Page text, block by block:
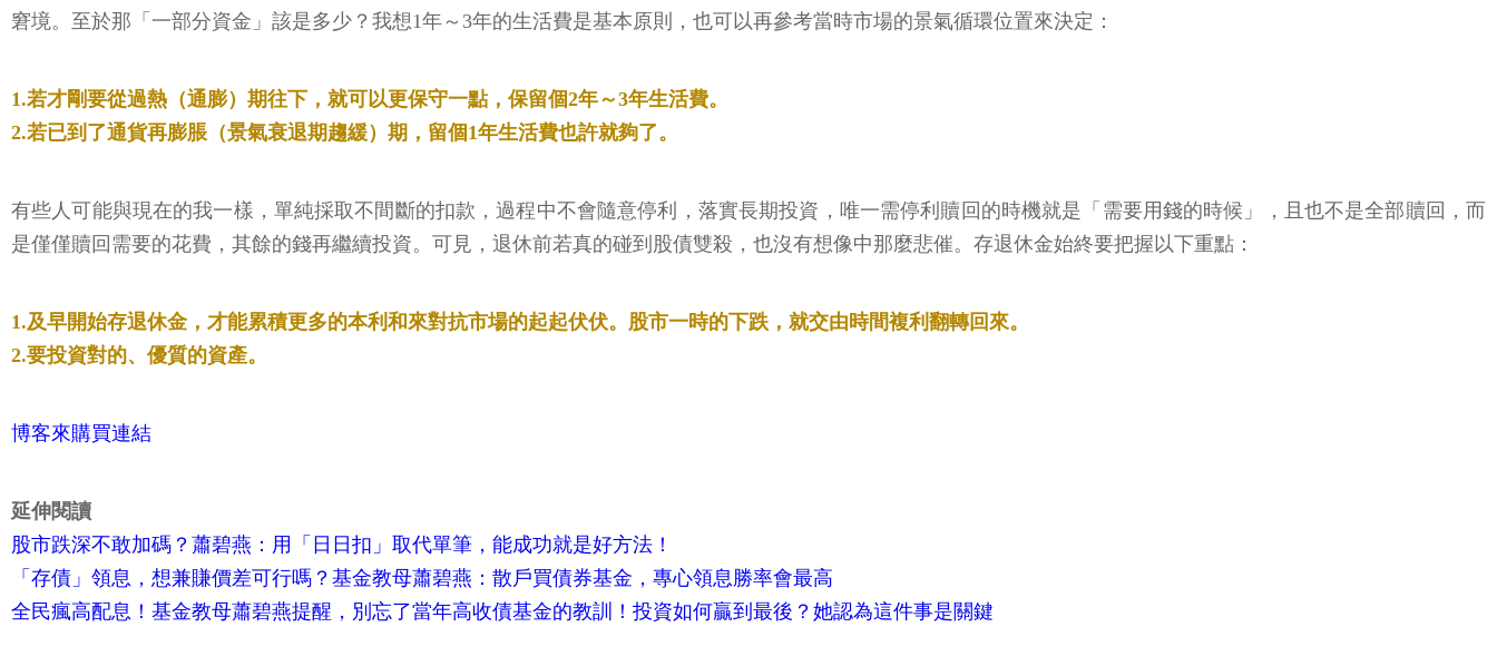
窘境。至於那「一部分資金」該是多少？我想1年～3年的生活費是基本原則，也可以再參考當時市場的景氣循環位置來決定：
1.若才剛要從過熱（通膨）期往下，就可以更保守一點，保留個2年～3年生活費。
2.若已到了通貨再膨脹（景氣衰退期趨緩）期，留個1年生活費也許就夠了。
有些人可能與現在的我一樣，單純採取不間斷的扣款，過程中不會隨意停利，落實長期投資，唯一需停利贖回的時機就是「需要用錢的時候」，且也不是全部贖回，而
是僅僅贖回需要的花費，其餘的錢再繼續投資。可見，退休前若真的碰到股債雙殺，也沒有想像中那麼悲催。存退休金始終要把握以下重點：
1.及早開始存退休金，才能累積更多的本利和來對抗市場的起起伏伏。股市一時的下跌，就交由時間複利翻轉回來。
2.要投資對的、優質的資產。
博客來購買連結
延伸閱讀
股市跌深不敢加碼？蕭碧燕：用「日日扣」取代單筆，能成功就是好方法！
「存債」領息，想兼賺價差可行嗎？基金教母蕭碧燕：散戶買債券基金，專心領息勝率會最高
全民瘋高配息！基金教母蕭碧燕提醒，別忘了當年高收債基金的教訓！投資如何贏到最後？她認為這件事是關鍵